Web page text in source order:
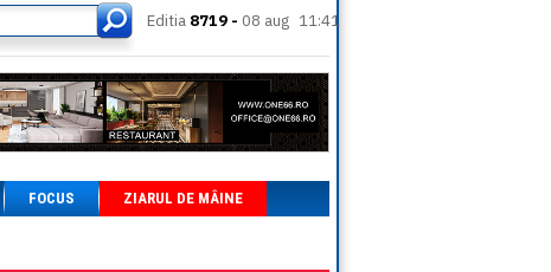
Editia 8719 - 08 aug 11:41
FOCUS ZIARUL DE MÂINE